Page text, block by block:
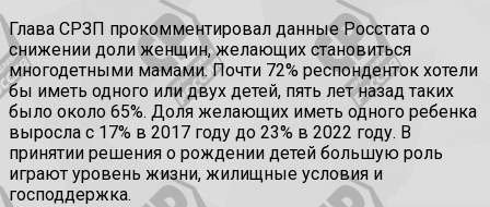
Глава СРЗП прокомментировал данные Росстата о
снижении доли женщин, желающих становиться
многодетными мамами. Почти 72% респонденток хотели
бы иметь одного или двух детей, пять лет назад таких
было около 65%. Доля желающих иметь одного ребенка
выросла с 17% в 2017 году до 23% в 2022 году. В
принятии решения о рождении детей большую роль
играют уровень жизни, жилищные условия и
господдержка.